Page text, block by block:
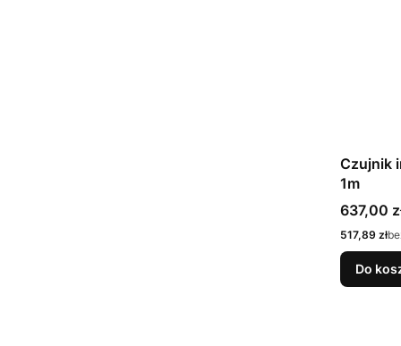
Czujnik
1m
Cena
637,00
Cena netto
517,89 zł
Do